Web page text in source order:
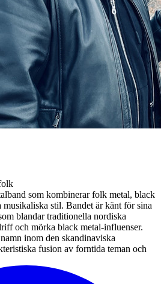
som kombinerar folk metal, black
stil. Bandet är känt för sina
blandar traditionella nordiska
och mörka black metal-influenser.
inom den skandinaviska
fusion av forntida teman och